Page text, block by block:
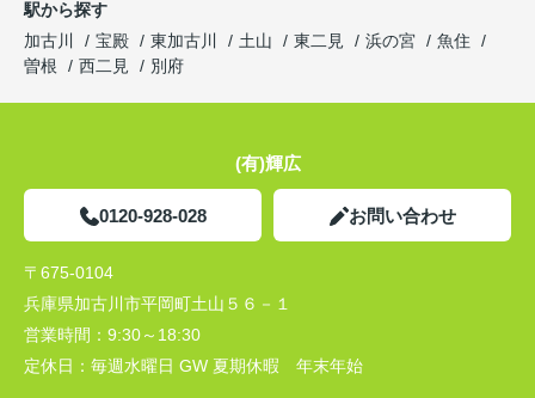
駅から探す
加古川
宝殿 東加古川 土山 東二見 浜の宮
魚住
曽根
西二見 別府
(有)輝広
0120-928-028 お問い合わせ
〒675-0104
兵庫県加古川市平岡町土山５６－１
営業時間： 9:30～18:30
定休日： 毎週水曜日 GW 夏期休暇 年末年始